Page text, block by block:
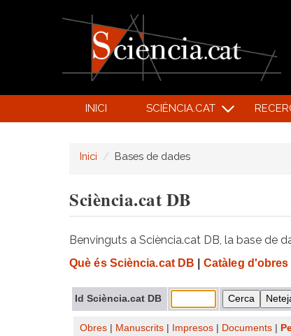
INICI SCIÈNCIA.CAT
Inici Bases de dades
Sciència.cat DB
Benvinguts a Sciència.cat DB, la base de
Què és Sciència.cat DB Catàleg d'obres
Id Sciència.cat DB
Obres Manuscrits Impresos Documents